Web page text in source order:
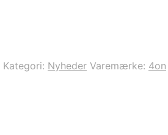
Kategori: Nyheder Varemærke: 4on